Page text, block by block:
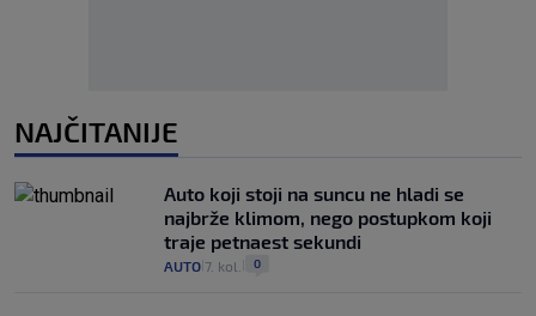
NAJČITANIJE
Auto koji stoji na suncu ne hladi se
najbrže klimom, nego postupkom koji
traje petnaest sekundi
AUTO 7. kol. 0